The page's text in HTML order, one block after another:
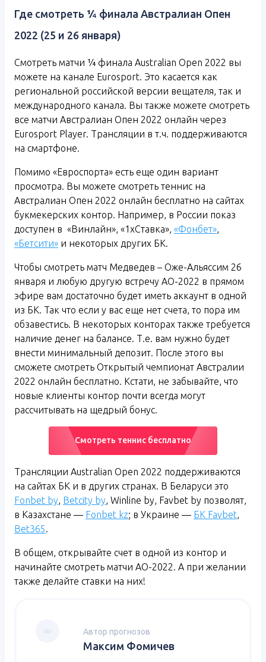
Где смотреть ¼ финала Австралиан Опен
2022 (25 и 26 января)
Смотреть матчи ¼ финала Australian Open 2022 вы
можете на канале Eurosport. Это касается как
региональной российской версии вещателя, так и
международного канала. Вы также можете смотреть
все матчи Австралиан Опен 2022 онлайн через
Eurosport Player. Трансляции в т.ч. поддерживаются
на смартфоне.
Помимо «Евроспорта» есть еще один вариант
просмотра. Вы можете смотреть теннис на
Австралиан Опен 2022 онлайн бесплатно на сайтах
букмекерских контор. Например, в России показ
доступен в «Винлайн», «1хСтавка», «Фонбет»,
«Бетсити» и некоторых других БК.
Чтобы смотреть матч Медведев – Оже-Альяссим 26
января и любую другую встречу АО-2022 в прямом
эфире вам достаточно будет иметь аккаунт в одной
из БК. Так что если у вас еще нет счета, то пора им
обзавестись. В некоторых конторах также требуется
наличие денег на балансе. Т.е. вам нужно будет
внести минимальный депозит. После этого вы
сможете смотреть Открытый чемпионат Австралии
2022 онлайн бесплатно. Кстати, не забывайте, что
новые клиенты контор почти всегда могут
рассчитывать на щедрый бонус.
Смотреть теннис бесплатно
Трансляции Australian Open 2022 поддерживаются
на сайтах БК и в других странах. В Беларуси это
Fonbet by, Betcity by, Winline by, Favbet by позволят,
в Казахстане — Fonbet kz; в Украине — БК Favbet,
Bet365.
В общем, открывайте счет в одной из контор и
начинайте смотреть матчи АО-2022. А при желании
также делайте ставки на них!
Автор прогнозов
Максим Фомичев